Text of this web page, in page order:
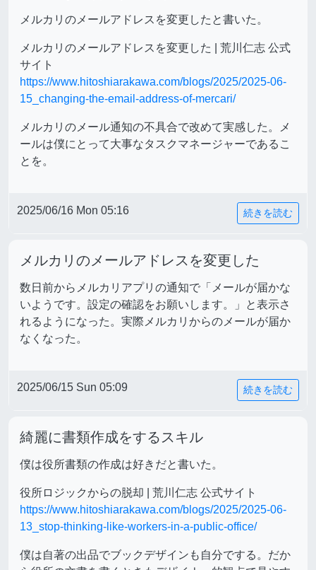
メルカリのメールアドレスを変更したと書いた。
メルカリのメールアドレスを変更した | 荒川仁志 公式
サイト
https://www.hitoshiarakawa.com/blogs/2025/2025-06-
15_changing-the-email-address-of-mercari/
メルカリのメール通知の不具合で改めて実感した。メ
ールは僕にとって大事なタスクマネージャーであるこ
とを。
2025/06/16 Mon 05:16 続きを読む
メルカリのメールアドレスを変更した
数日前からメルカリアプリの通知で「メールが届かな
いようです。設定の確認をお願いします。」と表示さ
れるようになった。実際メルカリからのメールが届か
なくなった。
2025/06/15 Sun 05:09 続きを読む
綺麗に書類作成をするスキル
僕は役所書類の作成は好きだと書いた。
役所ロジックからの脱却 | 荒川仁志 公式サイト
https://www.hitoshiarakawa.com/blogs/2025/2025-06-
13_stop-thinking-like-workers-in-a-public-office/
僕は自著の出品でブックデザインも自分でする。だか